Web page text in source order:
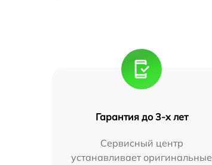
Гарантия до 3-х лет
Сервисный центр
устанавливает оригинальные